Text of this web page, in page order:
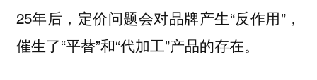
25年后，定价问题会对品牌产生“反作用”，
催生了“平替”和“代加工”产品的存在。